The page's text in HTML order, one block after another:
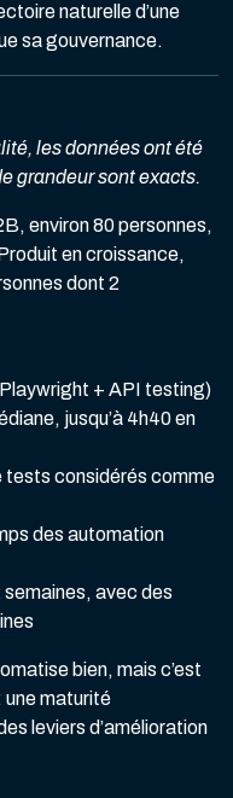
naturelle d’une
sa gouvernance.
les données ont été
grandeur sont exacts.
environ 80 personnes,
en croissance,
dont 2
+ API testing)
jusqu’à 4h40 en
tests considérés comme
des automation
avec des
bien, mais c’est
une maturité
leviers d’amélioration